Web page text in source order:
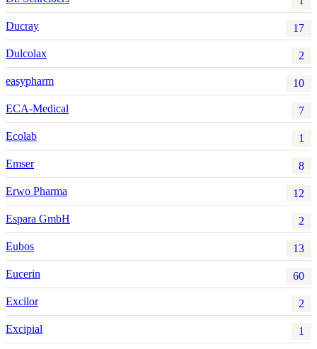
Ducray 17
Dulcolax 2
easypharm 10
ECA-Medical 7
Ecolab 1
Emser 8
Erwo Pharma 12
Espara GmbH 2
Eubos 13
Eucerin 60
Excilor 2
Excipial 1